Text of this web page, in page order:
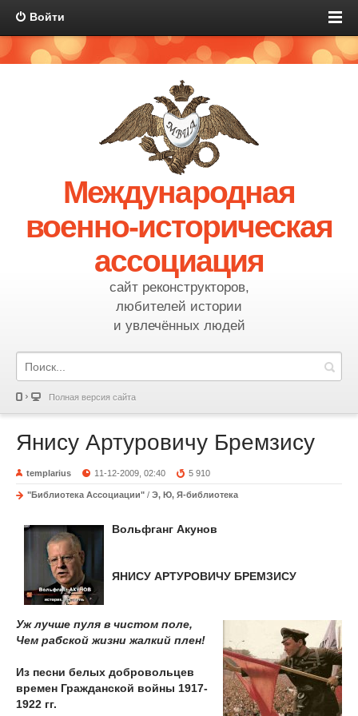
Войти
Международная
военно-историческая
ассоциация
сайт реконструкторов,
любителей истории
и увлечённых людей
Полная версия сайта
Янису Артуровичу Бремзису
templarius 11-12-2009, 02:40 5 910
"Библиотека Ассоциации" / Э, Ю, Я-библиотека
Вольфганг Акунов
ЯНИСУ АРТУРОВИЧУ БРЕМЗИСУ
Уж лучше пуля в чистом поле,
Чем рабской жизни жалкий плен!
Из песни белых добровольцев
времен Гражданской войны 1917-
1922 гг.